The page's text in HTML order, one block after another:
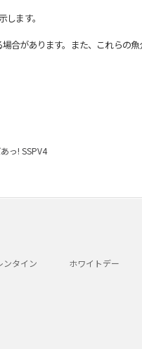
ます。
があります。また、これらの
っ! SSPV4
ンタイン ホワイトデー